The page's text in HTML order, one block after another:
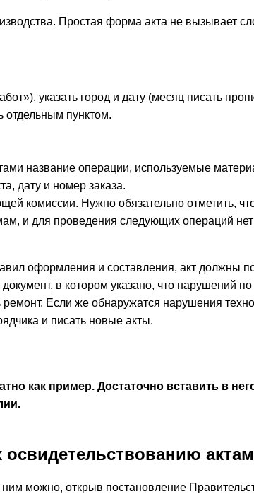
Простая форма акта не вызывает
указать город и дату (месяц писать
отдельным пунктом.
название операции, используемые
дату и номер заказа.
комиссии. Нужно обязательно отметить,
и для проведения следующих операций нет
оформления и составления, акт должны
в котором указано, что нарушений
Если же обнаружатся нарушения
и писать новые акты.
как пример. Достаточно вставить в
можно, открыв постановление